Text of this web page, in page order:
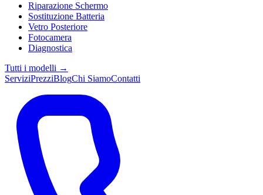
Riparazione Schermo
Sostituzione Batteria
Vetro Posteriore
Fotocamera
Diagnostica
Tutti i modelli →
ServiziPrezziBlogChi SiamoContatti